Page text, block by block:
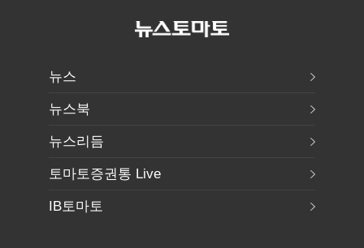
비용부터 챙긴다
뉴스
뉴스북
뉴스리듬
토마토증권통 Live
IB토마토